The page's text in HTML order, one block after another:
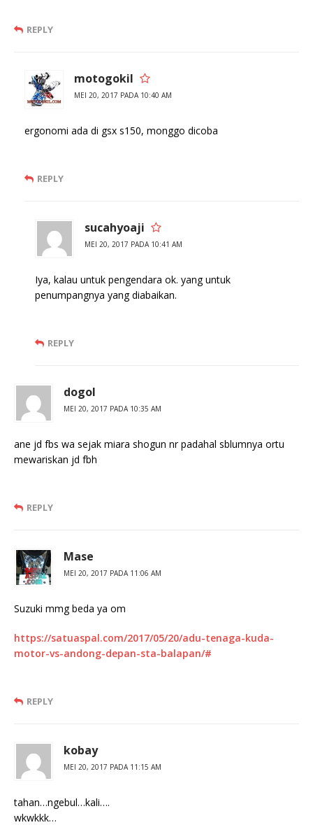
REPLY
motogokil
MEI 20, 2017 PADA 10:40 AM
ergonomi ada di gsx s150, monggo dicoba
REPLY
sucahyoaji
MEI 20, 2017 PADA 10:41 AM
Iya, kalau untuk pengendara ok. yang untuk
penumpangnya yang diabaikan.
REPLY
dogol
MEI 20, 2017 PADA 10:35 AM
ane jd fbs wa sejak miara shogun nr padahal sblumnya ortu
mewariskan jd fbh
REPLY
Mase
MEI 20, 2017 PADA 11:06 AM
Suzuki mmg beda ya om
https://satuaspal.com/2017/05/20/adu-tenaga-kuda-
motor-vs-andong-depan-sta-balapan/#
REPLY
kobay
MEI 20, 2017 PADA 11:15 AM
tahan…ngebul…kali….
wkwkkk…